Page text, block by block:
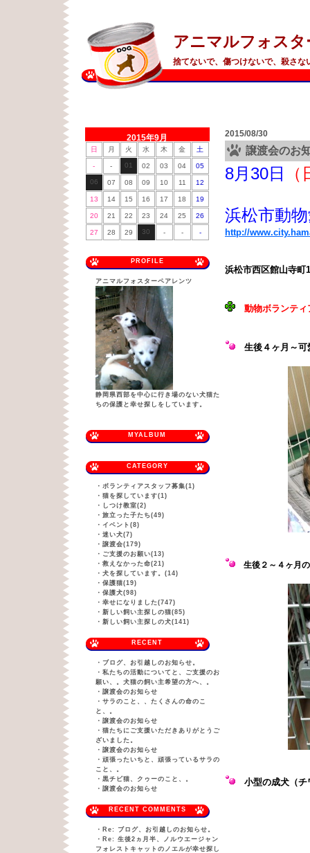
アニマルフォス
捨てないで、傷つけないで、殺さ
2015年9月
日 月 火 水 木 金 土
- - 01 02 03 04 05
06 07 08 09 10 11 12
13 14 15 16 17 18 19
20 21 22 23 24 25 26
27 28 29 30 - - -
PROFILE
アニマルフォスターペアレンツ
静岡県西部を中心に行き場のない犬猫た
ちの保護と幸せ探しをしています。
MYALBUM
CATEGORY
・ ボランティアスタッフ募集(1)
・ 猫を探しています(1)
・ しつけ教室(2)
・ 旅立った子たち(49)
・ イベント(8)
・ 迷い犬(7)
・ 譲渡会(179)
・ ご支援のお願い(13)
・ 救えなかった命(21)
・ 犬を探しています。(14)
・ 保護猫(19)
・ 保護犬(98)
・ 幸せになりました(747)
・ 新しい飼い主探しの猫(85)
・ 新しい飼い主探しの犬(141)
RECENT
・ ブログ、お引越しのお知らせ。
・ 私たちの活動についてと、ご支援のお
願い、。犬猫の飼い主希望の方へ、。
・ 譲渡会のお知らせ
・ サラのこと、、たくさんの命のこ
と、。
・ 譲渡会のお知らせ
・ 猫たちにご支援いただきありがとうご
ざいました。
・ 譲渡会のお知らせ
・ 頑張ったいちと、頑張っているサラの
こと、。
・ 黒チビ猫、クゥーのこと、。
・ 譲渡会のお知らせ
RECENT COMMENTS
・ Re: ブログ、お引越しのお知らせ。
・ Re: 生後2ヵ月半、ノルウエージャン
フォレストキャットのノエルが幸せ探し
2015/08/30
譲渡会のお
8月30日
浜松市動
http://
浜松市西区館山寺
動物ボランテ
生後４ヶ月 ～
生後２～４ヶ月
小型の成犬（チ